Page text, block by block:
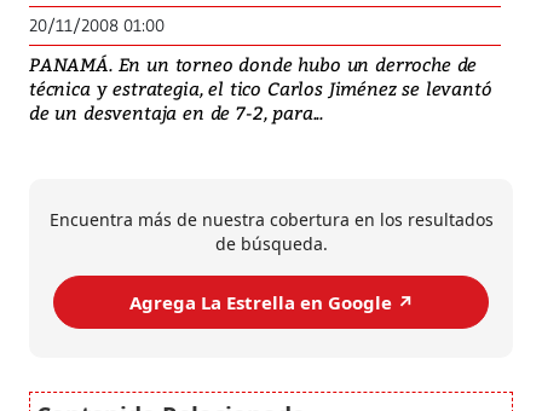
20/11/2008 01:00
PANAMÁ. En un torneo donde hubo un derroche de
técnica y estrategia, el tico Carlos Jiménez se levantó
de un desventaja en de 7-2, para...
Encuentra más de nuestra cobertura en los resultados
de búsqueda.
Agrega La Estrella en Google ↗️